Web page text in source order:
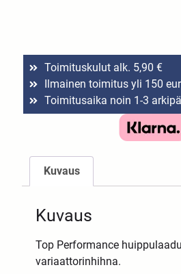
Toimituskulut alk. 5,90 €
Ilmainen toimitus yli 150
Toimitusaika noin 1-3
Kuvaus
Kuvaus
Top Performance
variaattorinhihna.